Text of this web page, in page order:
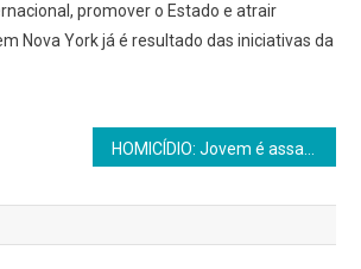
promover o Estado e atrair
Nova York já é resultado das iniciativas da